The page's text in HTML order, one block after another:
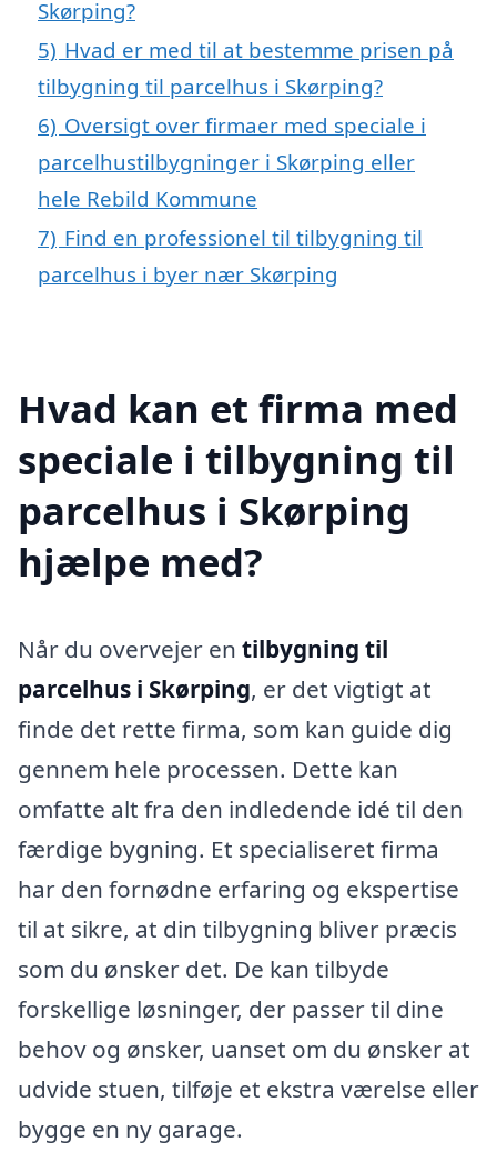
Skørping?
5) Hvad er med til at bestemme prisen på
tilbygning til parcelhus i Skørping?
6) Oversigt over firmaer med speciale i
parcelhustilbygninger i Skørping eller
hele Rebild Kommune
7) Find en professionel til tilbygning til
parcelhus i byer nær Skørping
Hvad kan et firma med
speciale i tilbygning til
parcelhus i Skørping
hjælpe med?
Når du overvejer en tilbygning til
parcelhus i Skørping, er det vigtigt at
finde det rette firma, som kan guide dig
gennem hele processen. Dette kan
omfatte alt fra den indledende idé til den
færdige bygning. Et specialiseret firma
har den fornødne erfaring og ekspertise
til at sikre, at din tilbygning bliver præcis
som du ønsker det. De kan tilbyde
forskellige løsninger, der passer til dine
behov og ønsker, uanset om du ønsker at
udvide stuen, tilføje et ekstra værelse eller
bygge en ny garage.